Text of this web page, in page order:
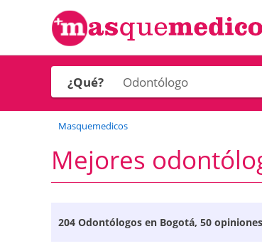
¿Qué?
Masquemedicos
Mejores
204 Odontólogos en Bogotá, 50